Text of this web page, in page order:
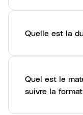
Quelle est la
Quel est le
suivre la